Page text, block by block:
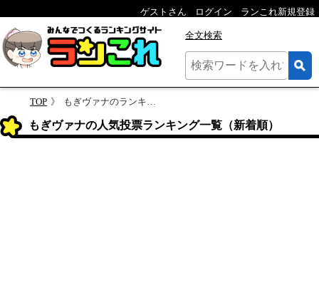
ゲストさん ログイン ランこれ新規登録
全文検索
TOP もぎヴァナのランキング
もぎヴァナの人気投票ランキング一覧（新着順）